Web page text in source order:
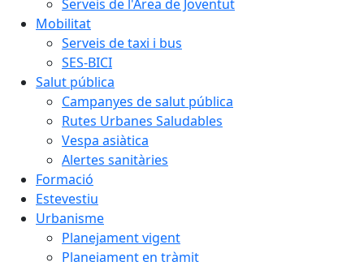
Serveis de l'Àrea de Joventut
Mobilitat
Serveis de taxi i bus
SES-BICI
Salut pública
Campanyes de salut pública
Rutes Urbanes Saludables
Vespa asiàtica
Alertes sanitàries
Formació
Estevestiu
Urbanisme
Planejament vigent
Planejament en tràmit